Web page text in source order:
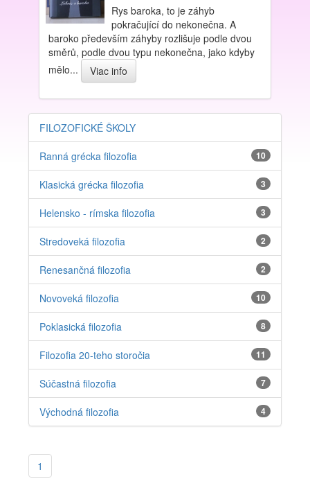
Rys baroka, to je záhyb
pokračující do nekonečna. A
baroko především záhyby rozlišuje podle dvou
směrů, podle dvou typu nekonečna, jako kdyby
mělo...
Viac info
FILOZOFICKÉ ŠKOLY
Ranná grécka filozofia 10
Klasická grécka filozofia 3
Helensko - rímska filozofia 3
Stredoveká filozofia 2
Renesančná filozofia 2
Novoveká filozofia 10
Poklasická filozofia 8
Filozofia 20-teho storočia 11
Súčastná filozofia 7
Východná filozofia 4
1